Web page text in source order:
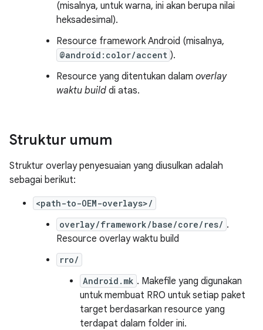
(misalnya, untuk warna, ini akan berupa nilai
heksadesimal).
Resource framework Android (misalnya,
@android:color/accent ).
Resource yang ditentukan dalam overlay
waktu build di atas.
Struktur umum
Struktur overlay penyesuaian yang diusulkan adalah
sebagai berikut:
<path-to-OEM-overlays>/
overlay/framework/base/core/res/ .
Resource overlay waktu build
rro/
Android.mk . Makefile yang digunakan
untuk membuat RRO untuk setiap paket
target berdasarkan resource yang
terdapat dalam folder ini.